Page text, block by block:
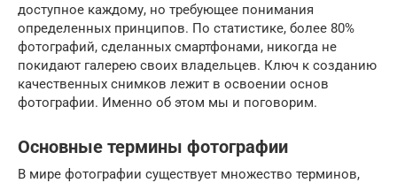
доступное каждому, но требующее понимания
определенных принципов. По статистике, более 80%
фотографий, сделанных смартфонами, никогда не
покидают галерею своих владельцев. Ключ к созданию
качественных снимков лежит в освоении основ
фотографии. Именно об этом мы и поговорим.
Основные термины фотографии
В мире фотографии существует множество терминов,